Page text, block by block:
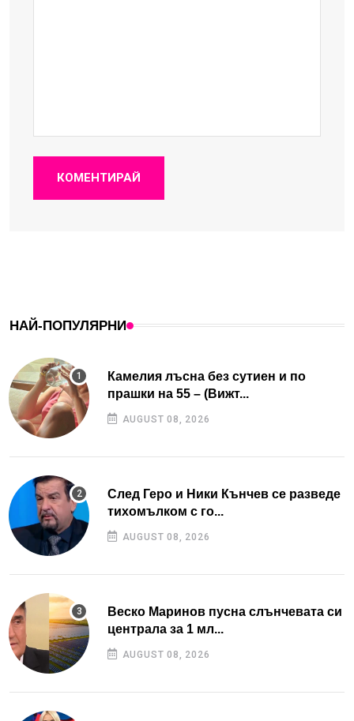
КОМЕНТИРАЙ
НАЙ-ПОПУЛЯРНИ
Камелия лъсна без сутиен и по
прашки на 55 – (Вижт...
AUGUST 08, 2026
След Геро и Ники Кънчев се разведе
тихомълком с го...
AUGUST 08, 2026
Веско Маринов пусна слънчевата си
централа за 1 мл...
AUGUST 08, 2026